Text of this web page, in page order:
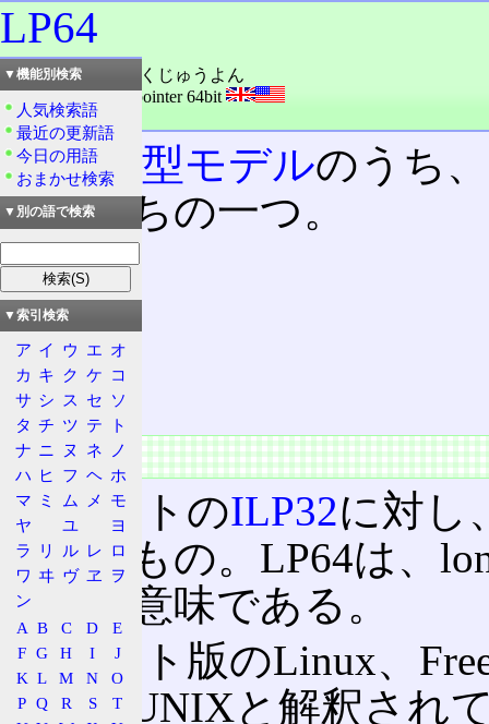
LP64
読み：エルピーろくじゅうよん
外語：LP64: long,pointer 64bit
品詞：名詞
データ型モデルのうち
境のうちの一つ。
目次
概要
特徴
long
UNIX
概要
32ビットのILP32に対し
化したもの。LP64は、
という意味である。
64ビット版のLinux、
一般にUNIXと解釈され
▼機能別検索
人気検索語
最近の更新語
今日の用語
おまかせ検索
▼別の語で検索
▼索引検索
ア イ ウ エ オ
カ キ ク ケ コ
サ シ ス セ ソ
タ チ ツ テ
ト
ナ ニ ヌ ネ
ノ
ハ ヒ フ ヘ ホ
マ ミ ム メ
モ
ヤ
ユ
ヨ
ラ
リ ル レ ロ
ワ ヰ ヴ ヱ
ヲ
ン
A B C D
E
F G H I
J
K L M N
O
P Q R S
T